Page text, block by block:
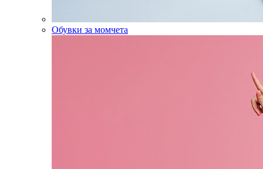
Обувки за момчета